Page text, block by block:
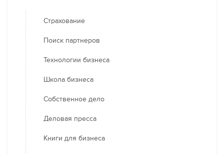
Страхование
Поиск партнеров
Технологии бизнеса
Школа бизнеса
Собственное дело
Деловая пресса
Книги для бизнеса